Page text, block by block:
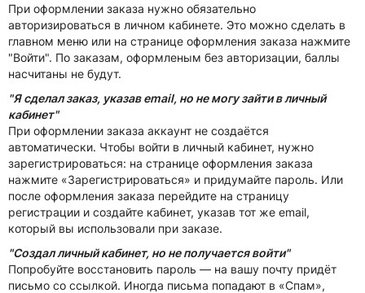
При оформлении заказа нужно обязательно
авторизироваться в личном кабинете. Это можно сделать в
главном меню или на странице оформления заказа нажмите
"Войти". По заказам, оформленым без авторизации, баллы
насчитаны не будут.
"Я сделал заказ, указав email, но не могу зайти в личный
кабинет"
При оформлении заказа аккаунт не создаётся
автоматически. Чтобы войти в личный кабинет, нужно
зарегистрироваться: на странице оформления заказа
нажмите «Зарегистрироваться» и придумайте пароль. Или
после оформления заказа перейдите на страницу
регистрации и создайте кабинет, указав тот же email,
который вы использовали при заказе.
"Создал личный кабинет, но не получается войти"
Попробуйте восстановить пароль — на вашу почту придёт
письмо со ссылкой. Иногда письма попадают в «Спам»,